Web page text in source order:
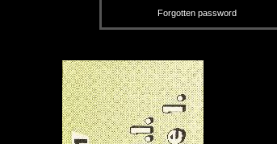
Forgotten password